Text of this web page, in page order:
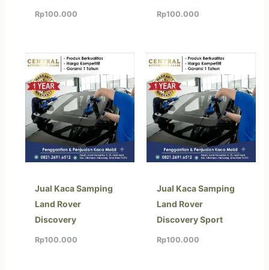
Rp100.000 Rp100.000
Jual Kaca Samping
Land Rover
Discovery
Rp100.000
Jual Kaca Samping
Land Rover
Discovery Sport
Rp100.000